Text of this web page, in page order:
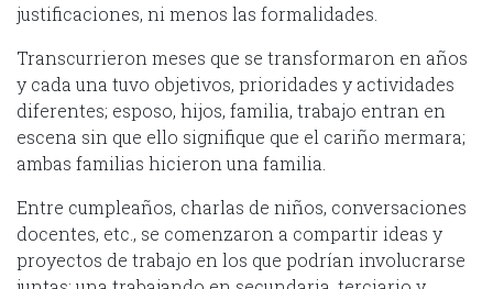
justificaciones, ni menos las formalidades.
Transcurrieron meses que se transformaron en años
y cada una tuvo objetivos, prioridades y actividades
diferentes; esposo, hijos, familia, trabajo entran en
escena sin que ello signifique que el cariño mermara;
ambas familias hicieron una familia.
Entre cumpleaños, charlas de niños, conversaciones
docentes, etc., se comenzaron a compartir ideas y
proyectos de trabajo en los que podrían involucrarse